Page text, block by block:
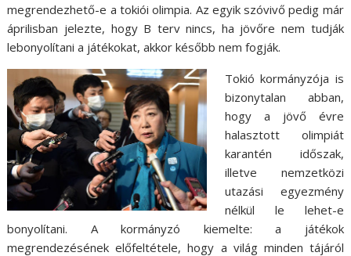
megrendezhető-e a tokiói olimpia. Az egyik szóvivő pedig már
áprilisban jelezte, hogy B terv nincs, ha jövőre nem tudják
lebonyolítani a játékokat, akkor később nem fogják.
Tokió kormányzója is
bizonytalan abban,
hogy a jövő évre
halasztott olimpiát
karantén időszak,
illetve nemzetközi
utazási egyezmény
nélkül le lehet-e
bonyolítani. A kormányzó kiemelte: a játékok
megrendezésének előfeltétele, hogy a világ minden tájáról